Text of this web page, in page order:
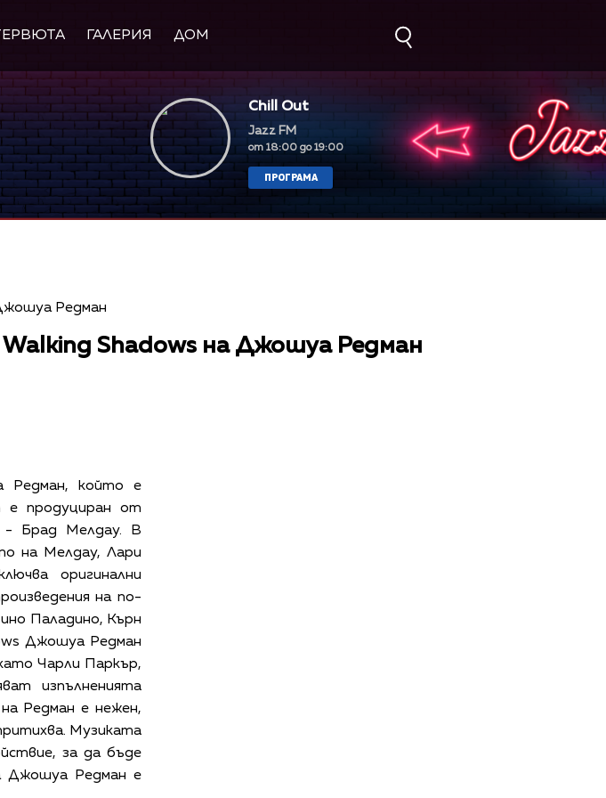
ГАЛЕРИЯ ДОМ
Chill Out
Jazz FM
от 18:00 до 19:00
ПРОГРАМА
Shadows на Джошуа Редман
Редман, който е
е продуциран от
- Брад Мелдау. В
на Мелдау, Лари
оригинални
на по-
Паладино, Кърн
Джошуа Редман
Чарли Паркър,
изпълненията
Редман е нежен,
Музиката
за да бъде
Джошуа Редман е